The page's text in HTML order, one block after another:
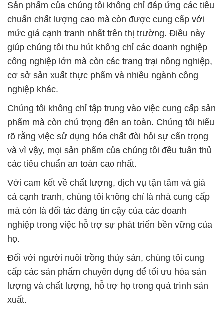
Sản phẩm của chúng tôi không chỉ đáp ứng các tiêu
chuẩn chất lượng cao mà còn được cung cấp với
mức giá cạnh tranh nhất trên thị trường. Điều này
giúp chúng tôi thu hút không chỉ các doanh nghiệp
công nghiệp lớn mà còn các trang trại nông nghiệp,
cơ sở sản xuất thực phẩm và nhiều ngành công
nghiệp khác.
Chúng tôi không chỉ tập trung vào việc cung cấp sản
phẩm mà còn chú trọng đến an toàn. Chúng tôi hiểu
rõ rằng việc sử dụng hóa chất đòi hỏi sự cẩn trọng
và vì vậy, mọi sản phẩm của chúng tôi đều tuân thủ
các tiêu chuẩn an toàn cao nhất.
Với cam kết về chất lượng, dịch vụ tận tâm và giá
cả cạnh tranh, chúng tôi không chỉ là nhà cung cấp
mà còn là đối tác đáng tin cậy của các doanh
nghiệp trong việc hỗ trợ sự phát triển bền vững của
họ.
Đối với người nuôi trồng thủy sản, chúng tôi cung
cấp các sản phẩm chuyên dụng để tối ưu hóa sản
lượng và chất lượng, hỗ trợ họ trong quá trình sản
xuất.